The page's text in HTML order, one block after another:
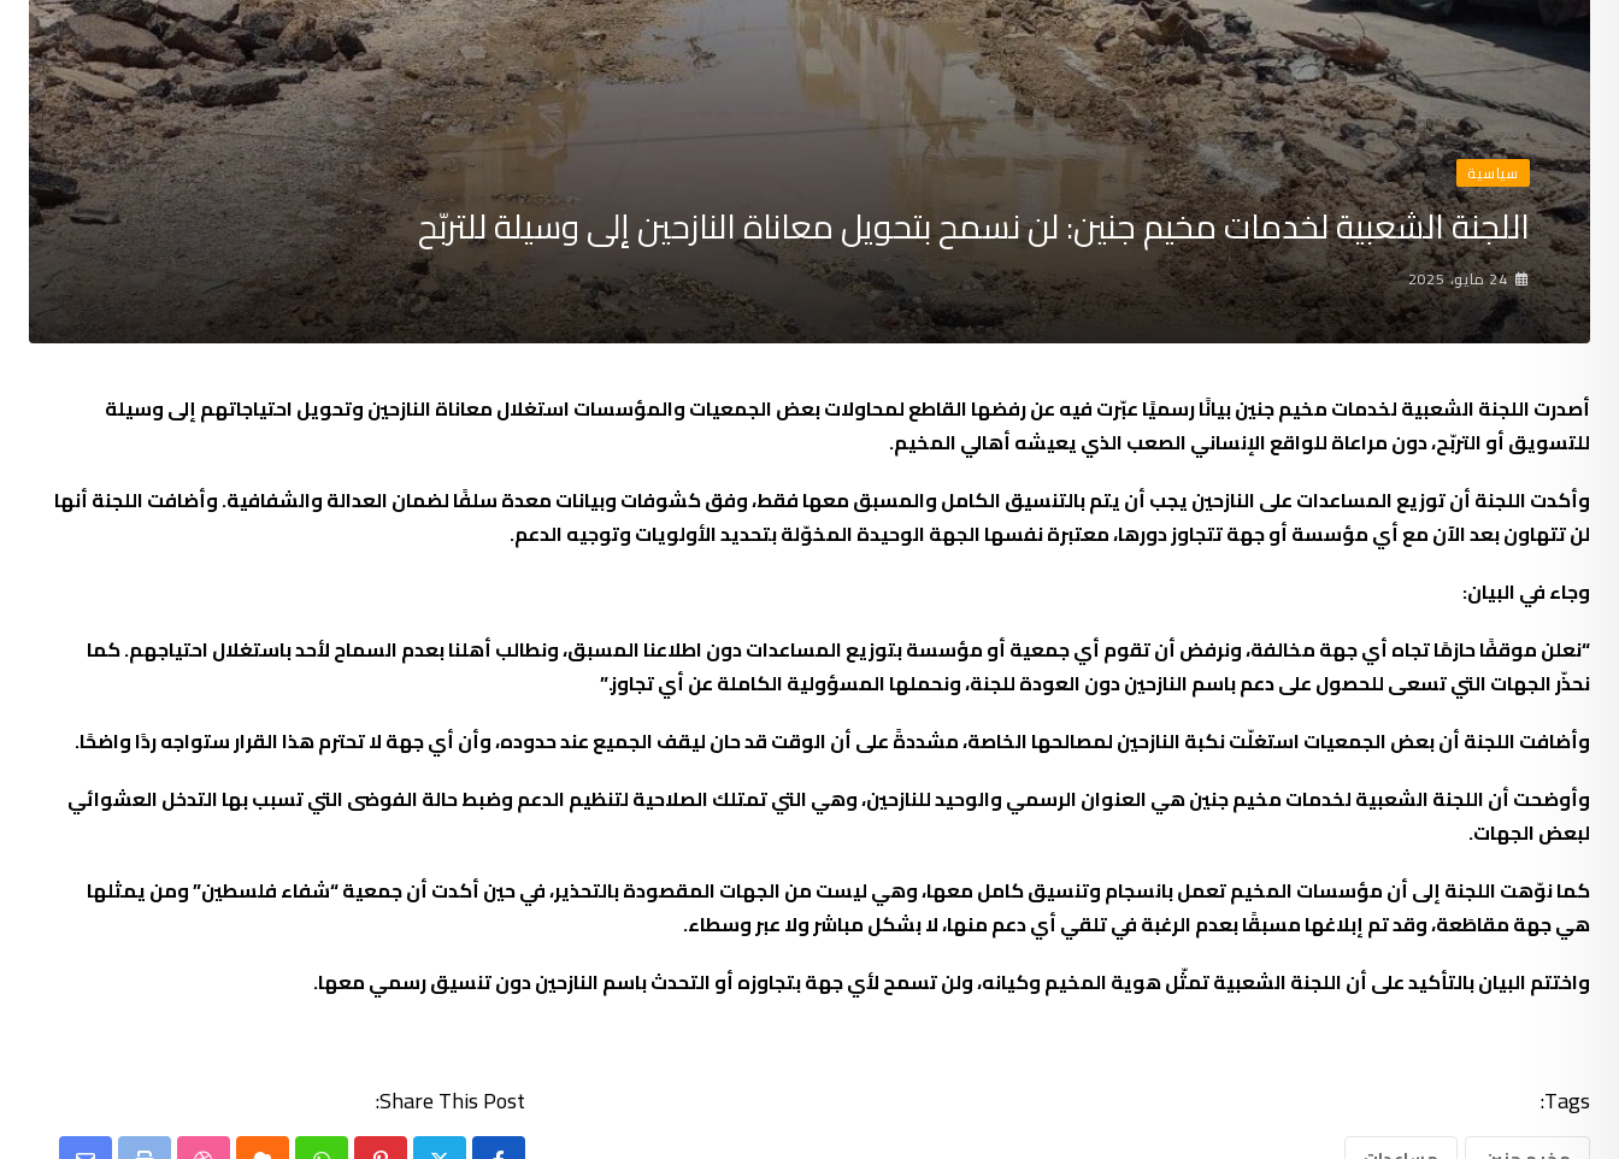
سياسية
اللجنة الشعبية لخدمات مخيم جنين: لن نسمح بتحويل معاناة النازحين إلى وسيلة للتربّح
24 مايو، 2025
أصدرت اللجنة الشعبية لخدمات مخيم جنين بيانًا رسميًا عبّرت فيه عن رفضها القاطع لمحاولات بعض الجمعيات والمؤسسات استغلال معاناة النازحين وتحويل احتياجاتهم إلى وسيلة
للتسويق أو التربّح، دون مراعاة للواقع الإنساني الصعب الذي يعيشه أهالي المخيم.
وأكدت اللجنة أن توزيع المساعدات على النازحين يجب أن يتمبالتنسيق الكامل والمسبق معها فقط، وفق كشوفات وبيانات معدة سلفًا لضمان العدالة والشفافية. وأضافت اللجنة أنها
لن تتهاون بعد الآن مع أي مؤسسة أو جهة تتجاوز دورها، معتبرة نفسها الجهة الوحيدة المخوّلة بتحديد الأولويات وتوجيه الدعم.
وجاء في البيان:
“نعلنموقفًا حازمًا تجاه أي جهة مخالفة، ونرفض أن تقوم أي جمعية أو مؤسسة بتوزيع المساعدات دون اطلاعنا المسبق، ونطالب أهلنا بعدم السماح لأحد باستغلال احتياجهم. كما
نحذّر الجهات التي تسعى للحصول على دعم باسم النازحين دون العودة للجنة، ونحملها المسؤولية الكاملة عن أي تجاوز.”
وأضافت اللجنة أن بعض الجمعيات استغلّت نكبة النازحين لمصالحها الخاصة، مشددةً على أن الوقت قد حان ليقف الجميع عند حدوده، وأن أي جهة لا تحترم هذا القرار ستواجه ردًا واضحًا.
وأوضحت أناللجنة الشعبية لخدمات مخيم جنين هي العنوان الرسمي والوحيد للنازحين، وهي التي تمتلك الصلاحية لتنظيم الدعم وضبط حالة الفوضى التي تسبب بها التدخل العشوائي
لبعض الجهات.
كما نوّهت اللجنة إلى أنمؤسسات المخيم تعمل بانسجام وتنسيق كامل معها، وهي ليست من الجهات المقصودة بالتحذير، في حين أكدت أنجمعية “شفاء فلسطين” ومن يمثلها
هي جهة مقاطَعة، وقد تم إبلاغها مسبقًا بعدم الرغبة في تلقي أي دعم منها، لا بشكل مباشر ولا عبر وسطاء.
واختتم البيان بالتأكيد على أن اللجنة الشعبية تمثّل هوية المخيم وكيانه، ولن تسمح لأي جهة بتجاوزه أو التحدث باسم النازحين دون تنسيق رسمي معها.
Tags:
Share This Post: